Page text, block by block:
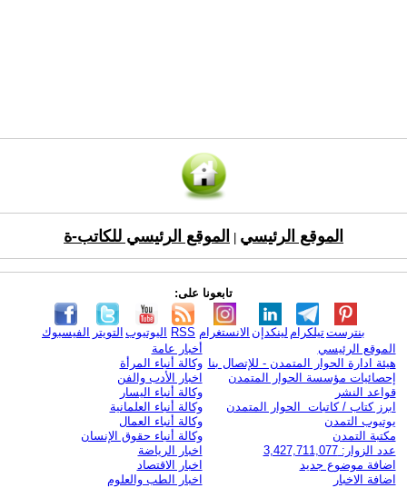
الموقع الرئيسي الموقع الرئيسي للكاتب-ة
تابعونا على:
الفيسبوك التويتر اليوتيوب RSS الانستغرام لينكدإن تيلكرامبنترست
الموقع الرئيسي
هيئة ادارة الحوار المتمدن - للإتصال بنا
إحصائيات مؤسسة الحوار المتمدن
قواعد النشر
ابرز كتاب / كاتبات الحوار المتمدن
يوتيوب التمدن
مكتبة التمدن
عدد الزوار: 3,427,711,077
اضافة موضوع جديد
اضافة الاخبار
أخبار عامة
وكالة أنباء المرأة
اخبار الأدب والفن
وكالة أنباء اليسار
وكالة أنباء العلمانية
وكالة أنباء العمال
وكالة أنباء حقوق الإنسان
اخبار الرياضة
اخبار الاقتصاد
اخبار الطب والعلوم